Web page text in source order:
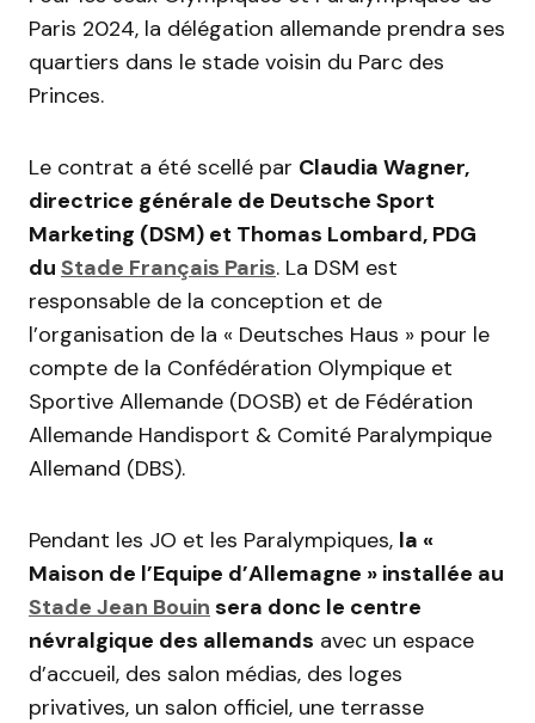
Paris 2024, la délégation allemande prendra ses
quartiers dans le stade voisin du Parc des
Princes.
Le contrat a été scellé par Claudia Wagner,
directrice générale de Deutsche Sport
Marketing (DSM) et Thomas Lombard, PDG
du Stade Français Paris. La DSM est
responsable de la conception et de
l’organisation de la « Deutsches Haus » pour le
compte de la Confédération Olympique et
Sportive Allemande (DOSB) et de Fédération
Allemande Handisport & Comité Paralympique
Allemand (DBS).
Pendant les JO et les Paralympiques, la «
Maison de l’Equipe d’Allemagne » installée au
Stade Jean Bouin sera donc le centre
névralgique des allemands avec un espace
d’accueil, des salon médias, des loges
privatives, un salon officiel, une terrasse